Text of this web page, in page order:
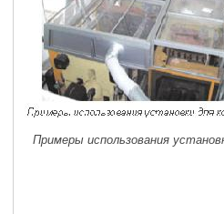
Примеры использования